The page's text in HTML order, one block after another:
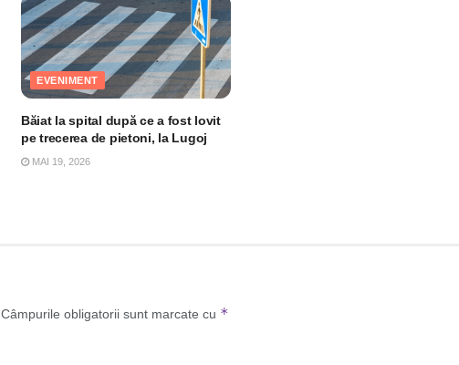
EVENIMENT
Băiat la spital după ce a fost lovit
pe trecerea de pietoni, la Lugoj
MAI 19, 2026
Câmpurile obligatorii sunt marcate cu *